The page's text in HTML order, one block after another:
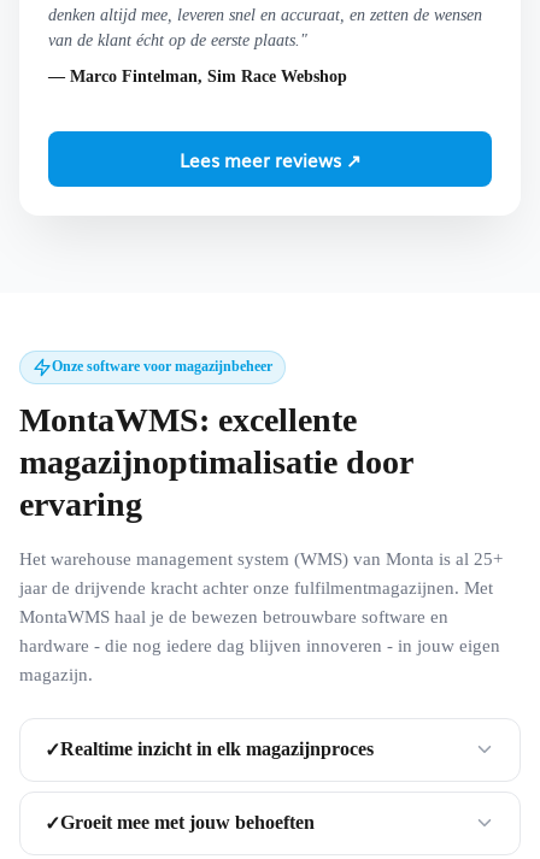
denken altijd mee, leveren snel en accuraat, en zetten de wensen
van de klant écht op de eerste plaats."
— Marco Fintelman, Sim Race Webshop
Lees meer reviews ↗
Onze software voor magazijnbeheer
MontaWMS: excellente
magazijnoptimalisatie door
ervaring
Het warehouse management system (WMS) van Monta is al 25+
jaar de drijvende kracht achter onze fulfilmentmagazijnen. Met
MontaWMS haal je de bewezen betrouwbare software en
hardware - die nog iedere dag blijven innoveren - in jouw eigen
magazijn.
✓Realtime inzicht in elk magazijnproces
✓Groeit mee met jouw behoeften